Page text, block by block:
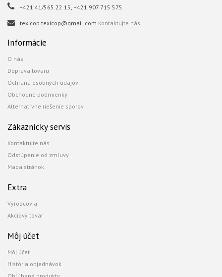
+421 41/565 22 15, +421 907 715 575
texicop.texicop@gmail.com Kontaktujte nás
Informácie
O nás
Doprava tovaru
Ochrana osobných údajov
Obchodné podmienky
Alternatívne riešenie sporov
Zákaznícky servis
Kontaktujte nás
Odstúpenie od zmluvy
Mapa stránok
Extra
Výrobcovia
Akciový tovar
Môj účet
Môj účet
História objednávok